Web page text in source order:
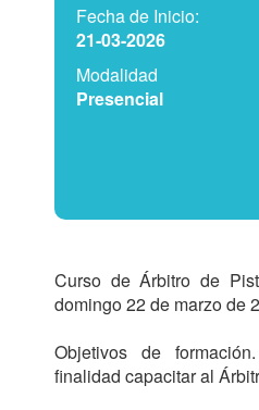
Fecha de Inicio:
21-03-2026
Modalidad
Presencial
Curso de Árbitro de
domingo 22 de marzo de
Objetivos de
finalidad capacitar al